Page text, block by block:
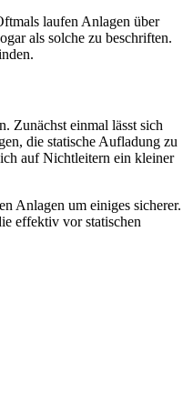
laufen Anlagen über
als solche zu beschriften.
Zunächst einmal lässt sich
die statische Aufladung zu
auf Nichtleitern ein kleiner
Anlagen um einiges sicherer.
effektiv vor statischen